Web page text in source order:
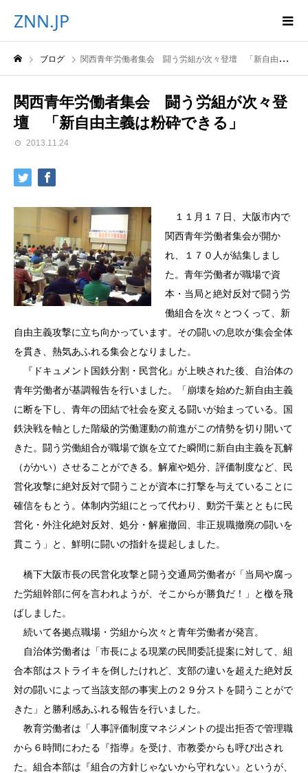
ZNN.JP
ブログ 関西青年労働者集会 闘う労組が次々登壇 「新自由主義は粉砕できる」
関西青年労働者集会 闘う労組が次々登
壇 「新自由主義は粉砕できる」
2013.11.24
１１月１７日、大阪市内で
関西青年労働者集会が開か
れ、１７０人が結集しまし
た。青年労働者が職場で資
本・当局と絶対反対で闘う労
働組合を次々とつくって、新
自由主義攻撃に立ち向かっています。その闘いの息吹が集会全体
を貫き、熱気あふれる集会となりました。
『ドキュメント国鉄分割・民営化』が上映された後、自治体の
青年労働者が基調報告を行いました。「崩壊を始めた新自由主義
に断を下し、青年の団結で社会を変える闘いが始まっている。国
鉄決戦を軸とした階級的労働運動の前進がこの情勢を切り開いて
きた。闘う労働組合が職場で旗を立てた瞬間に新自由主義を瓦解
（がかい）させることができる。解雇や処分、評価制度など、民
営化攻撃に絶対反対で闘うことが資本に打撃を与えていることに
確信をもとう。体制内労組にとって代わり、動労千葉とともに民
営化・外注化絶対反対、処分・解雇撤回、非正規職撤廃の闘いを
貫こう」と、鮮明に闘いの指針を提起しました。
橋下大阪市長の民営化攻撃と闘う交通局労働者が「当局や腐っ
た労組幹部に何を言われようが、そこからが勝負だ！」と檄を飛
ばしました。
続いて各拠点職場・労組から次々と青年労働者が発言。
自治体労働者は「市長による現業の民間委託提案に対して、組
合本部はストライキを倒したけれど、支部の違いを超えた絶対反
対の闘いによって当該支部の事実上の２９分ストを闘うことがで
きた」と勝利感あふれる報告を行いました。
教育労働者は「人事評価制度マネジメントの提出拒否で管理職
から６時間にわたる『指導』を受け、市教委からも呼び出され
た。組合本部は『組合の方針じゃないから守れない』というが、